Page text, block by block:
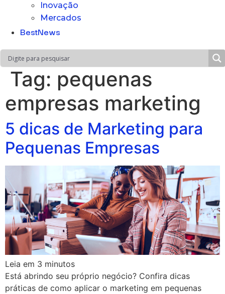
Inovação
Mercados
BestNews
Tag: pequenas
empresas marketing
5 dicas de Marketing para
Pequenas Empresas
Leia em 3 minutos
Está abrindo seu próprio negócio? Confira dicas
práticas de como aplicar o marketing em pequenas